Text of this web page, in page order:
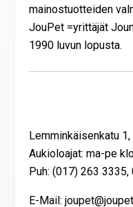
mainostuotteiden
JouPet =yrittäjät
1990 luvun lopusta.
Lemminkäisenkatu
Aukioloajat: ma-pe
Puh: (017) 263
E-Mail: